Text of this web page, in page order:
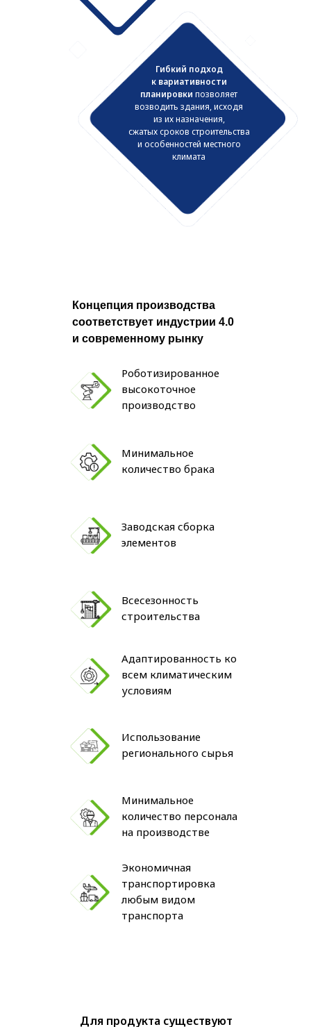
Гибкий подход
к вариативности
планировки позволяет
возводить здания, исходя
из их назначения,
сжатых сроков строительства
и особенностей местного
климата
Концепция производства
соответствует индустрии 4.0
и современному рынку
Адаптированность ко
всем климатическим
условиям
Использование
регионального сырья
Минимальное
количество персонала
на производстве
Экономичная
транспортировка
любым видом
транспорта
Всесезонность
строительства
Заводская сборка
элементов
Минимальное
количество брака
Роботизированное
высокоточное
производство
Для продукта существуют